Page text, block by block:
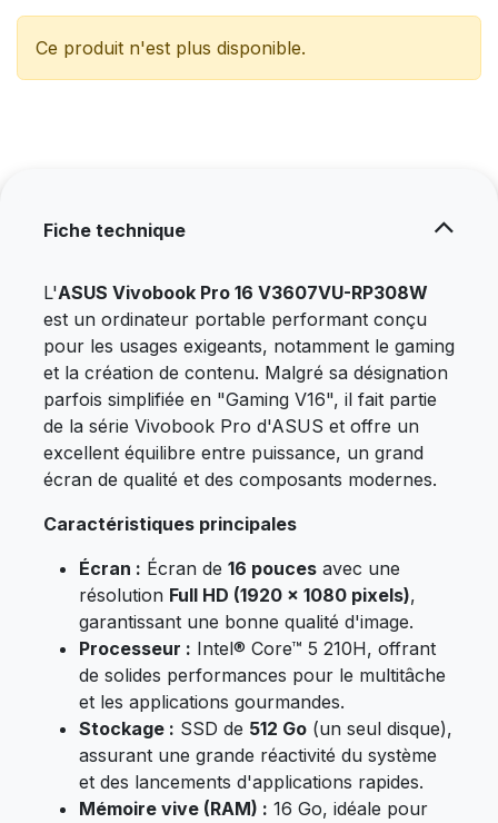
Ce produit n'est plus disponible.
Fiche technique
L'ASUS Vivobook Pro 16 V3607VU-RP308W
est un ordinateur portable performant conçu
pour les usages exigeants, notamment le gaming
et la création de contenu. Malgré sa désignation
parfois simplifiée en "Gaming V16", il fait partie
de la série Vivobook Pro d'ASUS et offre un
excellent équilibre entre puissance, un grand
écran de qualité et des composants modernes.
Caractéristiques principales
Écran : Écran de 16 pouces avec une
résolution Full HD (1920 x 1080 pixels),
garantissant une bonne qualité d'image.
Processeur : Intel® Core™ 5 210H, offrant
de solides performances pour le multitâche
et les applications gourmandes.
Stockage : SSD de 512 Go (un seul disque),
assurant une grande réactivité du système
et des lancements d'applications rapides.
Mémoire vive (RAM) : 16 Go, idéale pour